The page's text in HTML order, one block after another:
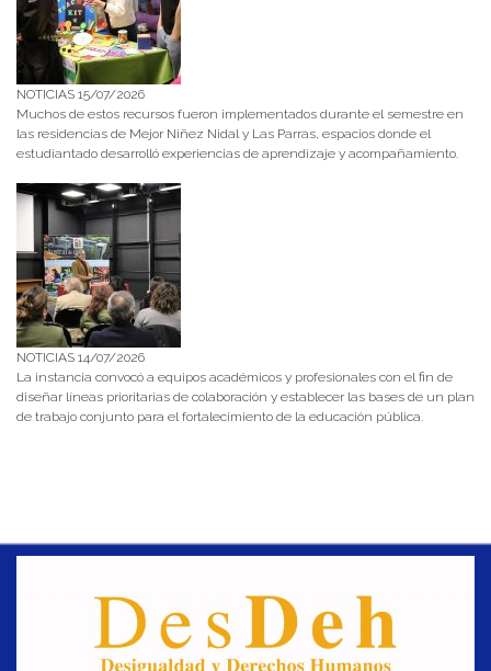
NOTICIAS 15/07/2026
Muchos de estos recursos fueron implementados durante el semestre en
las residencias de Mejor Niñez Nidal y Las Parras, espacios donde el
estudiantado desarrolló experiencias de aprendizaje y acompañamiento.
NOTICIAS 14/07/2026
La instancia convocó a equipos académicos y profesionales con el fin de
diseñar líneas prioritarias de colaboración y establecer las bases de un plan
de trabajo conjunto para el fortalecimiento de la educación pública.